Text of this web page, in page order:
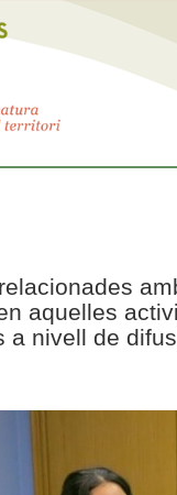
aquelles
a nivell de